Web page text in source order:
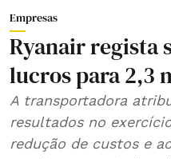
Empresas
Ryanair regista
lucros para 2,3
A transportadora
resultados no
redução de custos e